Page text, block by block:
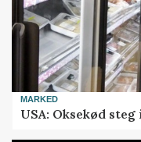
MARKED
USA: Oksekød